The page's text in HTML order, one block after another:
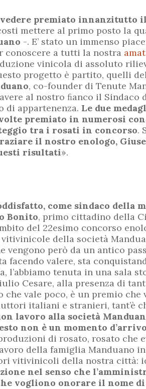
premiato innanzitutto
mettere al primo posto la
-. E’ stato un immenso
conoscere a tutti la nostra
vinicola di assoluto
progetto è partito, quelli
, co-founder di Tenute
al nostro ﬁanco il Sindaco
appartenenza. Le due
premiato in numerosi
tra i rosati in concorso.
il nostro enologo,
risultati».
come sindaco della
Bonito, primo cittadino della
del 22esimo concorso
della società
vengono però da un antico
facendo valere, sta
l’abbiamo tenuta in una sala
Cesare, alla presenza di
che vale poco, è un premio
italiani e stranieri, tant’è
lavoro alla società
non è un momento
di rosato, rosato che
della famiglia Manduano
vitivinicoli della nostra città:
nel senso che
vogliono onorare il nome